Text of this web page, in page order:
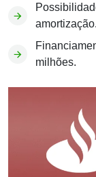
amortização.
milhões.